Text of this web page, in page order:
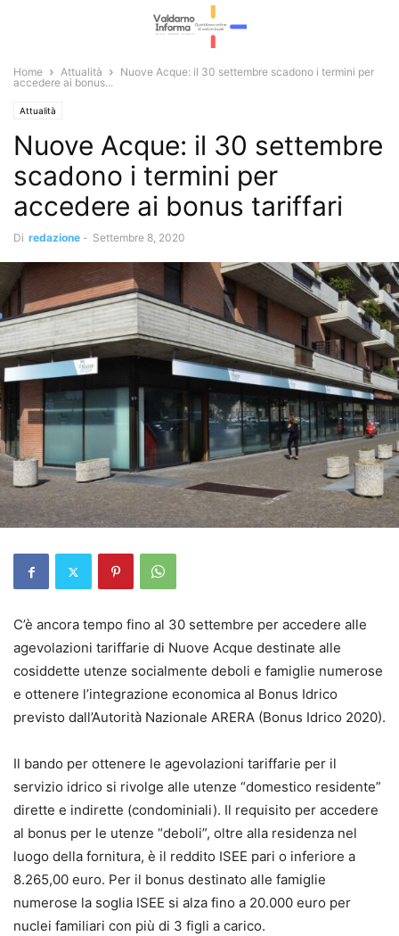
Home Attualità
Nuove Acque: il 30 settembre scadono i termini per
accedere ai bonus...
Attualità
Nuove Acque: il 30 settembre
scadono i termini per
accedere ai bonus tariffari
Di redazione - Settembre 8, 2020
C’è ancora tempo fino al 30 settembre per accedere alle
agevolazioni tariffarie di Nuove Acque destinate alle
cosiddette utenze socialmente deboli e famiglie numerose
e ottenere l’integrazione economica al Bonus Idrico
previsto dall’Autorità Nazionale ARERA (Bonus Idrico 2020).
Il bando per ottenere le agevolazioni tariffarie per il
servizio idrico si rivolge alle utenze “domestico residente”
dirette e indirette (condominiali). Il requisito per accedere
al bonus per le utenze “deboli”, oltre alla residenza nel
luogo della fornitura, è il reddito ISEE pari o inferiore a
8.265,00 euro. Per il bonus destinato alle famiglie
numerose la soglia ISEE si alza fino a 20.000 euro per
nuclei familiari con più di 3 figli a carico.